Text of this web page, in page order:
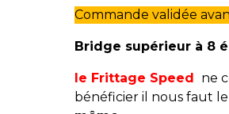
Commande validée
Bridge supérieur à 8
le Frittage Speed ne
bénéficier il nous faut